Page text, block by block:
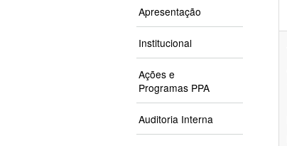
Apresentação
Institucional
Ações e
Programas PPA
Auditoria Interna